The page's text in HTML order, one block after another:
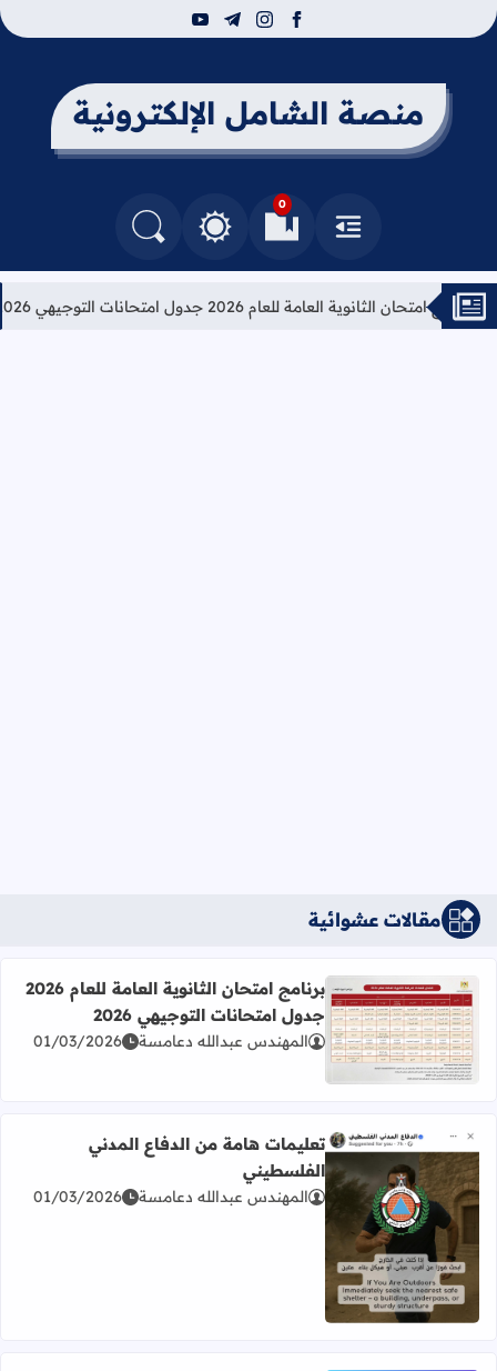
facebook
instagram
telegram
youtube
منصة الشامل الإلكترونية
القائمة
0
العلامات المرجعيةالتغيير بين الوضع النهاري والداكن
البحث في المدونة
الثانوية العامة للعام 2026 جدول امتحانات التوجيهي 2026
مقالات عشوائية
اقرأ المزيد عن برنامج امتحان الثانوية العامة للعام 2026 جدول امتحانات التوجيهي 2026
برنامج امتحان الثانوية العامة للعام 2026
جدول امتحانات التوجيهي 2026
المهندس عبدالله دعامسة 01/03/2026
اقرأ المزيد عن تعليمات هامة من الدفاع المدني الفلسطيني
تعليمات هامة من الدفاع المدني
الفلسطيني
المهندس عبدالله دعامسة 01/03/2026